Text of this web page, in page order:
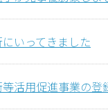
いってきました
活用促進事業の登